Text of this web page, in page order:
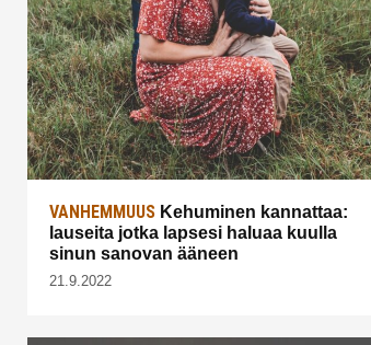
VANHEMMUUS Kehuminen kannattaa:
lauseita jotka lapsesi haluaa kuulla
sinun sanovan ääneen
21.9.2022